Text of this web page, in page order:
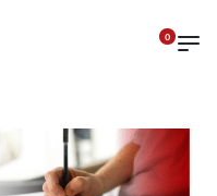
0